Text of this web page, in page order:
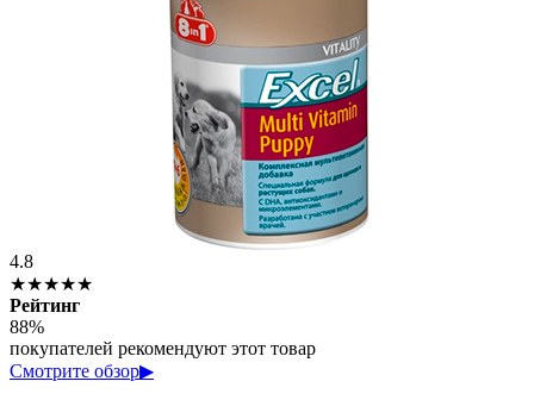
4.8
★★★★★
Рейтинг
88%
покупателей рекомендуют этот товар
Смотрите обзор▶